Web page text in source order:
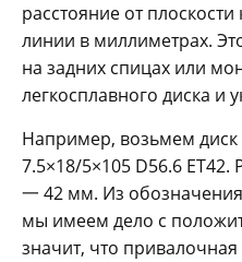
расстояние от
линии в миллиметрах.
на задних спицах или
легкосплавного диска и
Например, возьмем
7.5×18/5×105 D56.6 ET42.
一 42 мм. Из
мы имеем дело с
значит, что привалочная